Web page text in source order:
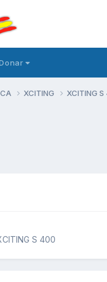
XCITING XCITING
S 400